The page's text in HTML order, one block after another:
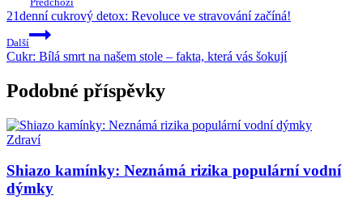
21denní cukrový detox: Revoluce ve stravování začíná!
Další
Cukr: Bílá smrt na našem stole – fakta, která vás šokují
Podobné příspěvky
Zdraví
Shiazo kamínky: Neznámá rizika populární vodní
dýmky